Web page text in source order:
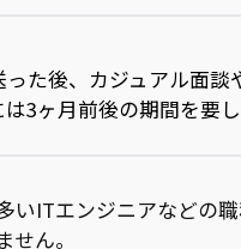
った後、カジュアル面
3ヶ月前後の期間を要し
いITエンジニアなどの
ん。